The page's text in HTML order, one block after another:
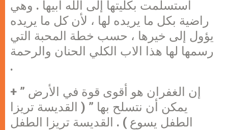
استسلمت بكليتها إلى الله أبيها . وهي
راضية بكل ما يريده لها ، لأن كل ما يريده
يؤول إلى خيرها ، حسب خطة المحبة التي
رسمها لها هذا الاب الكلي الحنان والرحمة
.
+ ” إن الغفران هو أقوى قوة في الأرض
يمكن أن نتسلح بها ” ( القديسة تريزا
الطفل يسوع ) . القديسة تريزا الطفل